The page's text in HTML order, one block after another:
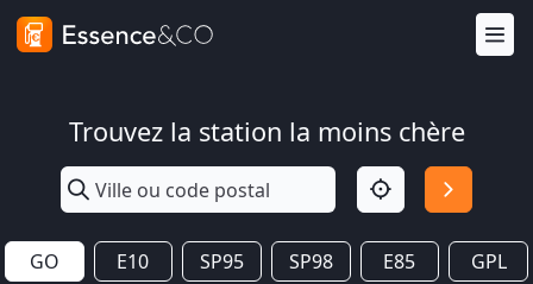
Trouvez la station la moins chère
GO E10 SP95 SP98 E85 GPL